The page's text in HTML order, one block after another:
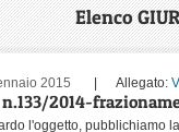
Elenco
2015 | Allegato:
n.133/2014-
l'oggetto, pubblichiamo